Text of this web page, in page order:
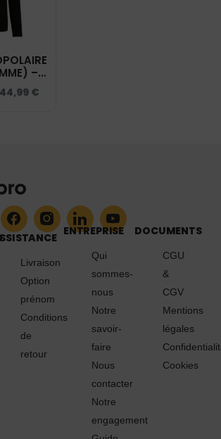
–
DE
K911
44,99 €
Livraison
Option
prénom
Conditions
de
retour
ENTREPRISE
Qui
sommes-
nous
Notre
savoir-
faire
Nous
contacter
Notre
engagement
DOCUMENTS
CGU
&
CGV
Mentions
légales
Cookies